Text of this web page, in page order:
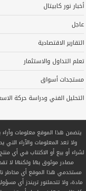
أخبار نور كابيتال
عاجل
التقارير الاقتصادية
تعلم التداول والاستثمار
مستجدات أسواق
التحليل الفني ودراسة حركة
يتضمن هذا الموقع معلومات
ولا تعد المعلومات والآراء
لشراء أو بيع أو الاكتتاب في أي
مصادر موثوق بها ولكنها لا
مستخدمي هذا الموقع أي مخاطر
مادة، ولا تتحملنور تريندز أي